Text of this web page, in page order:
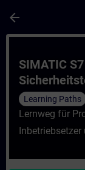
arrow_back
Course -
SIMATIC
Learning Paths
Lernweg für
Inbetriebsetzer